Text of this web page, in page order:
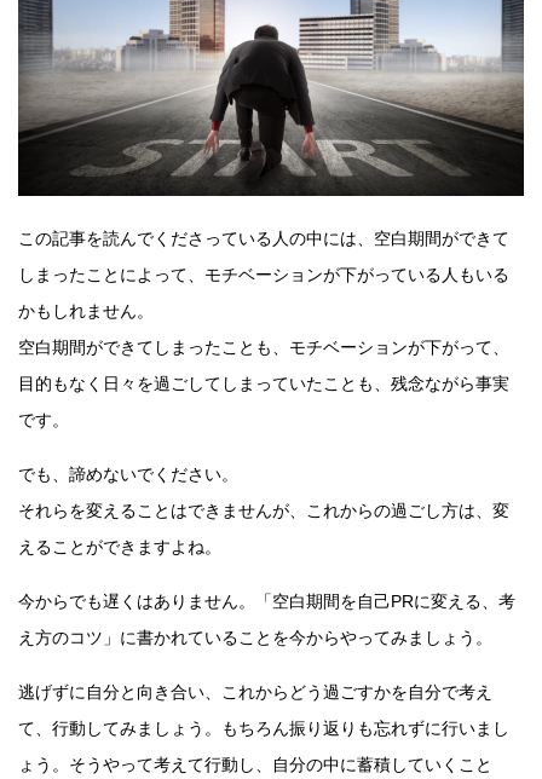
この記事を読んでくださっている人の中には、空白期間ができて
しまったことによって、モチベーションが下がっている人もいる
かもしれません。
空白期間ができてしまったことも、モチベーションが下がって、
目的もなく日々を過ごしてしまっていたことも、残念ながら事実
です。
でも、諦めないでください。
それらを変えることはできませんが、これからの過ごし方は、変
えることができますよね。
今からでも遅くはありません。「空白期間を自己PRに変える、考
え方のコツ」に書かれていることを今からやってみましょう。
逃げずに自分と向き合い、これからどう過ごすかを自分で考え
て、行動してみましょう。もちろん振り返りも忘れずに行いまし
ょう。そうやって考えて行動し、自分の中に蓄積していくこと